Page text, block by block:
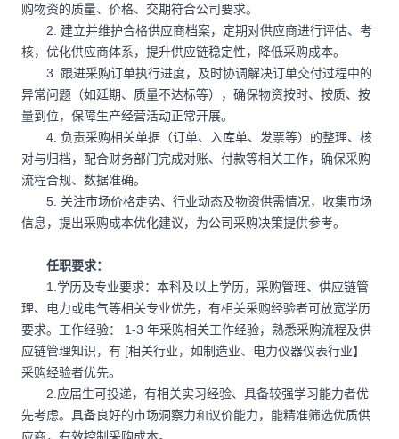
购物资的质量、价格、交期符合公司要求。
2. 建立并维护合格供应商档案，定期对供应商进行评估、考
核，优化供应商体系，提升供应链稳定性，降低采购成本。
3. 跟进采购订单执行进度，及时协调解决订单交付过程中的
异常问题（如延期、质量不达标等），确保物资按时、按质、按
量到位，保障生产经营活动正常开展。
4. 负责采购相关单据（订单、入库单、发票等）的整理、核
对与归档，配合财务部门完成对账、付款等相关工作，确保采购
流程合规、数据准确。
5. 关注市场价格走势、行业动态及物资供需情况，收集市场
信息，提出采购成本优化建议，为公司采购决策提供参考。
任职要求：
1.学历及专业要求：本科及以上学历，采购管理、供应链管
理、电力或电气等相关专业优先，有相关采购经验者可放宽学历
要求。工作经验： 1-3 年采购相关工作经验，熟悉采购流程及供
应链管理知识，有 [相关行业，如制造业、电力仪器仪表行业】
采购经验者优先。
2.应届生可投递，有相关实习经验、具备较强学习能力者优
先考虑。具备良好的市场洞察力和议价能力，能精准筛选优质供
应商，有效控制采购成本。